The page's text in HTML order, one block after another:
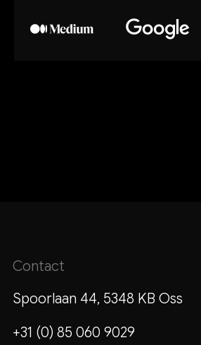
Contact
Spoorlaan 44, 5348 KB Oss
+31 (0) 85 060 9029